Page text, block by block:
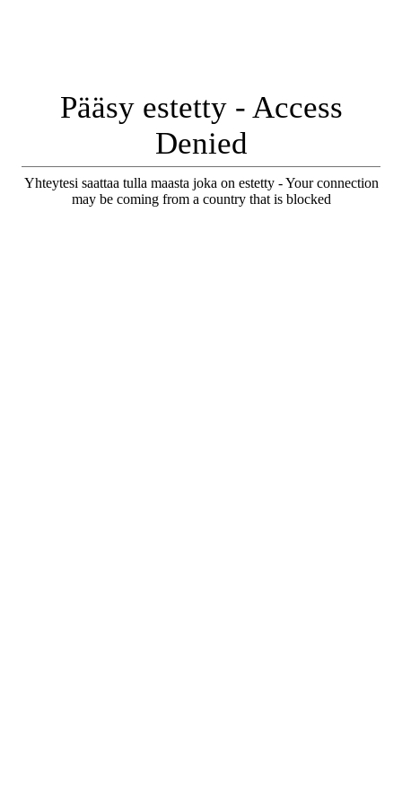
Pääsy estetty - Access
Denied
Yhteytesi saattaa tulla maasta joka on estetty - Your connection
may be coming from a country that is blocked